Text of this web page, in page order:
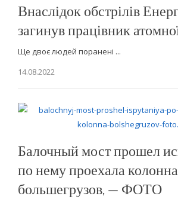
Внаслідок обстрілів
загинув працівник
Ще двоє людей поранені ...
14.08.2022
Балочный мост прошел
по нему проехала колонна
большегрузов, — ФОТО